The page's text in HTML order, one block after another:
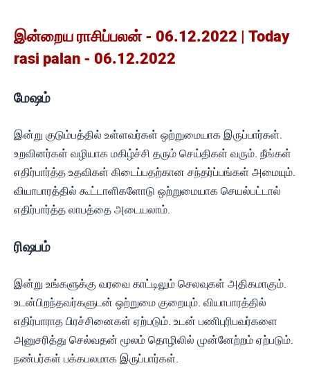
இன்றைய ராசிப்பலன் - 06.12.2022 | Today
rasi palan - 06.12.2022
மேஷம்
இன்று குடும்பத்தில் உள்ளவர்கள் ஒற்றுமையாக இருப்பார்கள்.
உறவினர்கள் வழியாக மகிழ்ச்சி தரும் செய்திகள் வரும். நீங்கள்
எதிர்பார்த்த உதவிகள் கிடைப்பதற்கான சந்தர்ப்பங்கள் அமையும்.
வியாபாரத்தில் கூட்டாளிகளோடு ஒற்றுமையாக செயல்பட்டால்
எதிர்பார்த்த லாபத்தை அடையலாம்.
ரிஷபம்
இன்று உங்களுக்கு வரவை காட்டிலும் செலவுகள் அதிகமாகும்.
உடன்பிறந்தவர்களுடன் ஒற்றுமை குறையும். வியாபாரத்தில்
எதிர்பாராத பிரச்சினைகள் ஏற்படும். உடன் பணிபுரிபவர்களை
அனுசரித்து செல்வதன் மூலம் தொழிலில் முன்னேற்றம் ஏற்படும்.
நண்பர்கள் பக்கபலமாக இருப்பார்கள்.